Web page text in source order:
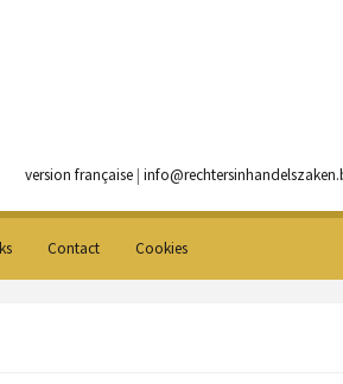
version française |
Contact Cookies